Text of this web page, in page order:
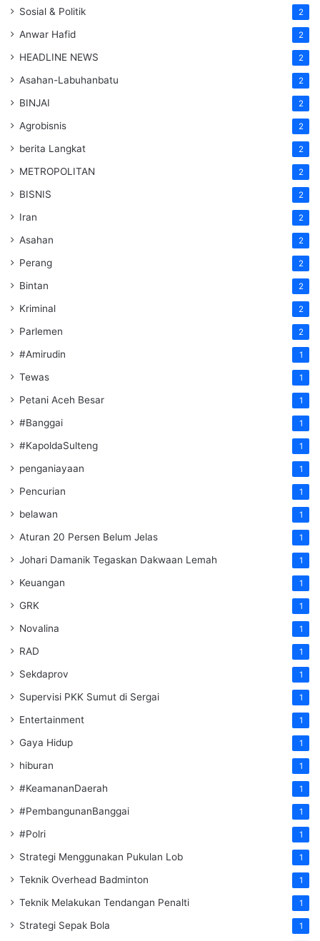
Sosial & Politik 2
Anwar Hafid 2
HEADLINE NEWS 2
Asahan-Labuhanbatu 2
BINJAI 2
Agrobisnis 2
berita Langkat 2
METROPOLITAN 2
BISNIS 2
Iran 2
Asahan 2
Perang 2
Bintan 2
Kriminal 2
Parlemen 2
#Amirudin 1
Tewas 1
Petani Aceh Besar 1
#Banggai 1
#KapoldaSulteng 1
penganiayaan 1
Pencurian 1
belawan 1
Aturan 20 Persen Belum Jelas 1
Johari Damanik Tegaskan Dakwaan Lemah 1
Keuangan 1
GRK 1
Novalina 1
RAD 1
Sekdaprov 1
Supervisi PKK Sumut di Sergai 1
Entertainment 1
Gaya Hidup 1
hiburan 1
#KeamananDaerah 1
#PembangunanBanggai 1
#Polri 1
Strategi Menggunakan Pukulan Lob 1
Teknik Overhead Badminton 1
Teknik Melakukan Tendangan Penalti 1
Strategi Sepak Bola 1